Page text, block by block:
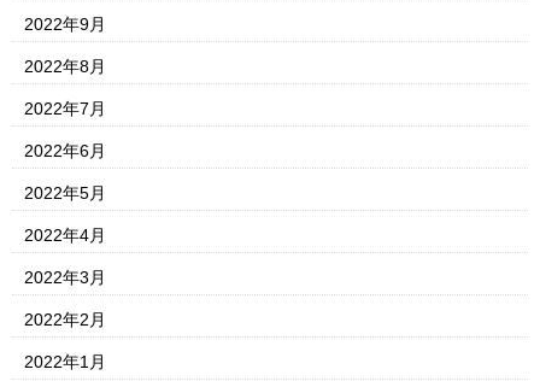
2022年9月
2022年8月
2022年7月
2022年6月
2022年5月
2022年4月
2022年3月
2022年2月
2022年1月